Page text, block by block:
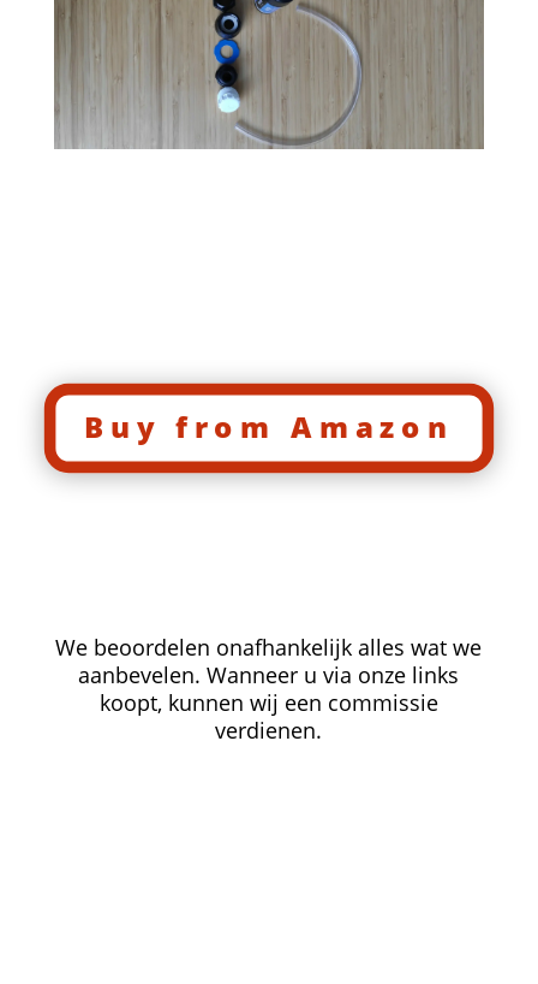
Buy from Amazon
We beoordelen onafhankelijk alles wat we
aanbevelen. Wanneer u via onze links
koopt, kunnen wij een commissie
verdienen.